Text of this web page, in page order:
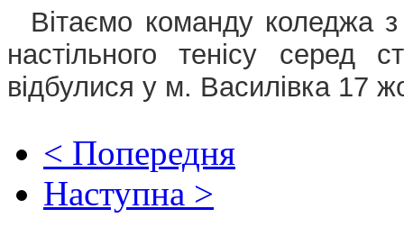
Вітаємо команду коледжа
настільного тенісу серед
відбулися у м. Василівка 17
< Попередня
Наступна >